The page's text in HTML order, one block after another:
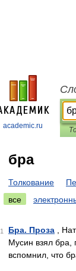
academic.ru
бра
Толкование
все
1 Бра. Проза ,
Мусин взял бра,
вспомнил, что